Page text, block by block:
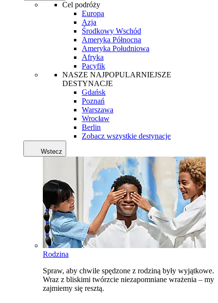
Cel podróży
Europa
Azja
Środkowy Wschód
Ameryka Północna
Ameryka Południowa
Afryka
Pacyfik
NASZE NAJPOPULARNIEJSZE
DESTYNACJE
Gdańsk
Poznań
Warszawa
Wrocław
Berlin
Zobacz wszystkie destynacje
Wstecz
Rodzina
Spraw, aby chwile spędzone z rodziną były wyjątkowe.
Wraz z bliskimi twórzcie niezapomniane wrażenia – my
zajmiemy się resztą.